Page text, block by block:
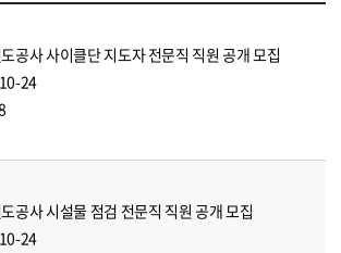
공사 사이클단 지도자 전문직 직원 공개 모집
24
공사 시설물 점검 전문직 직원 공개 모집
24